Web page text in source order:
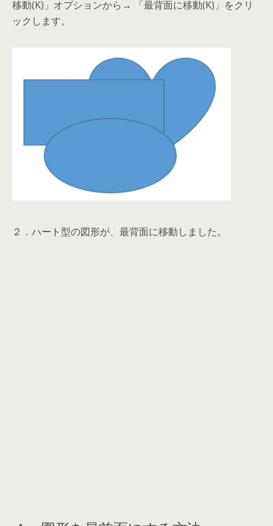
移動(K)」オプションから→ 「最背面に移動(K)」をクリ
ックします。
２．ハート型の図形が、最背面に移動しました。